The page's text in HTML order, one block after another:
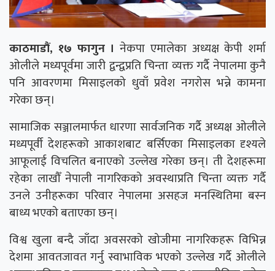
काठमाडौं, १७ फागुन । नेकपा एमालेका अध्यक्ष केपी शर्मा
ओलीले मध्यपूर्वमा जारी द्वन्द्वप्रति चिन्ता व्यक्त गर्दै नेपालमा कुनै
पनि आवरणमा मिसाइलको धुवाँ प्रवेश नगरोस भन्ने कामना
गरेका छन्।
सामाजिक सञ्जालमार्फत धारणा सार्वजनिक गर्दै अध्यक्ष ओलीले
मध्यपूर्वी देशहरूको आकाशबाट बर्सिएका मिसाइलका दृश्यले
आफूलाई विचलित बनाएको उल्लेख गरेका छन्। ती देशहरूमा
रहेका लाखौँ नेपाली नागरिकको अवस्थाप्रति चिन्ता व्यक्त गर्दै
उनले उनीहरूका परिवार नेपालमा असहज मनस्थितिमा बस्न
बाध्य भएको बताएका छन्।
विश्व खुला बन्दै जाँदा अवसरको खोजीमा नागरिकहरू विभिन्न
देशमा आवतजावत गर्नु स्वाभाविक भएको उल्लेख गर्दै ओलीले